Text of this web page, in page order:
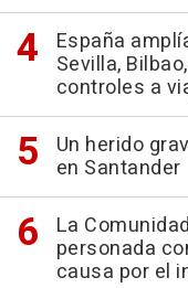
España
Sevilla,
controles a
Un herido
en Santander
La
personada
causa por el